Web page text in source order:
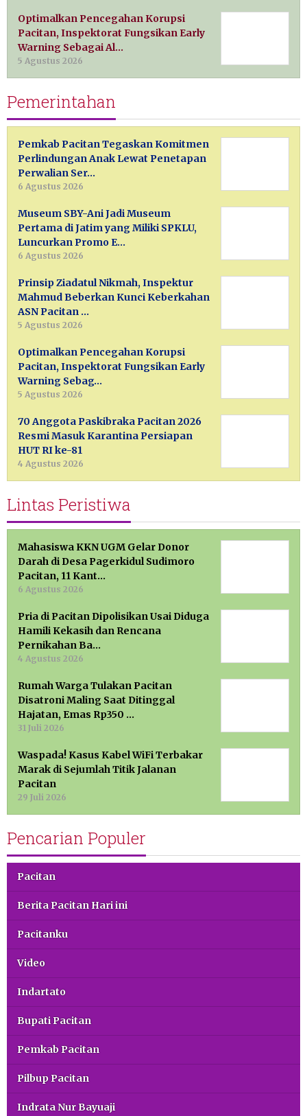
Optimalkan Pencegahan Korupsi
Pacitan, Inspektorat Fungsikan Early
Warning Sebagai Al…
5 Agustus 2026
Pemerintahan
Pemkab Pacitan Tegaskan Komitmen
Perlindungan Anak Lewat Penetapan
Perwalian Ser…
6 Agustus 2026
Museum SBY-Ani Jadi Museum
Pertama di Jatim yang Miliki SPKLU,
Luncurkan Promo E…
6 Agustus 2026
Prinsip Ziadatul Nikmah, Inspektur
Mahmud Beberkan Kunci Keberkahan
ASN Pacitan …
5 Agustus 2026
Optimalkan Pencegahan Korupsi
Pacitan, Inspektorat Fungsikan Early
Warning Sebag…
5 Agustus 2026
70 Anggota Paskibraka Pacitan 2026
Resmi Masuk Karantina Persiapan
HUT RI ke-81
4 Agustus 2026
Lintas Peristiwa
Mahasiswa KKN UGM Gelar Donor
Darah di Desa Pagerkidul Sudimoro
Pacitan, 11 Kant…
6 Agustus 2026
Pria di Pacitan Dipolisikan Usai Diduga
Hamili Kekasih dan Rencana
Pernikahan Ba…
4 Agustus 2026
Rumah Warga Tulakan Pacitan
Disatroni Maling Saat Ditinggal
Hajatan, Emas Rp350 …
31 Juli 2026
Waspada! Kasus Kabel WiFi Terbakar
Marak di Sejumlah Titik Jalanan
Pacitan
29 Juli 2026
Pencarian Populer
Pacitan
Berita Pacitan Hari ini
Pacitanku
Video
Indartato
Bupati Pacitan
Pemkab Pacitan
Pilbup Pacitan
Indrata Nur Bayuaji